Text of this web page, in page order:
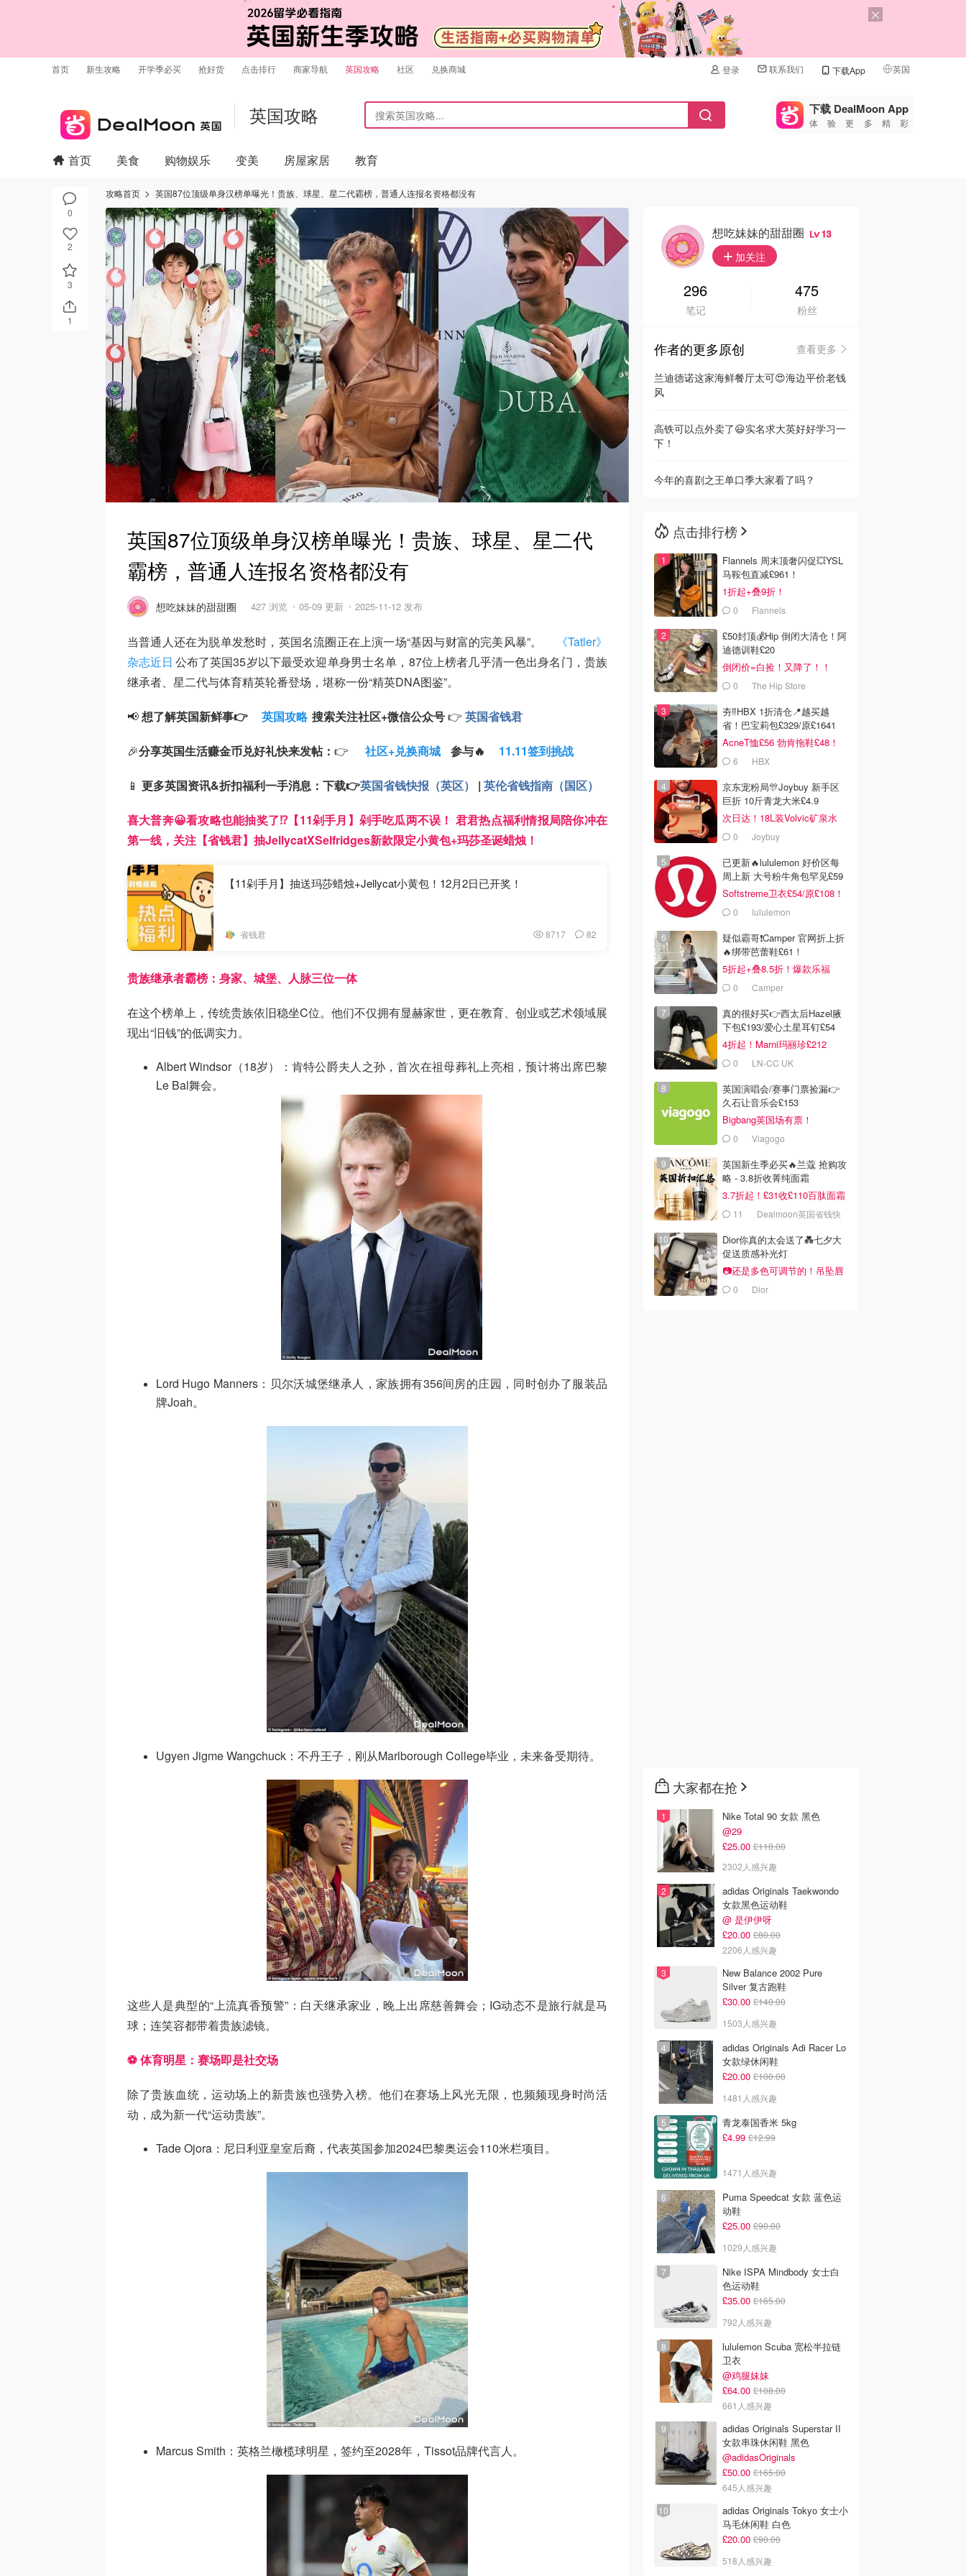
首页 新生攻略 开学季必买 抢好货 点击排行 商家导航 英国攻略 社区 兑换商城 登录 联系我们 下载App 英国
🇺🇸
🇨🇳 中国
🇩🇪
🇮🇹
🇦🇺
🇳🇿新西兰
英国攻略 下载 DealMoon App
体验更多精彩
0
2
3
1
首页 美食 购物娱乐 变美 房屋家居 教育
攻略首页 英国87位顶级单身汉榜单曝光！贵族、球星、星二代霸榜，普通人连报名资格都没有
英国87位顶级单身汉榜单曝光！贵族、球星、星二代
霸榜，普通人连报名资格都没有
想吃妹妹的甜甜圈 427 浏览 05-09 更新 2025-11-12 发布
当普通人还在为脱单发愁时，英国名流圈正在上演一场“基因与财富的完美风暴”。
《Tatler》
杂志近日 公布了英国35岁以下最受欢迎单身男士名单，87位上榜者几乎清一色出身名门，贵族
继承者、星二代与体育精英轮番登场，堪称一份“精英DNA图鉴”。
📢想了解英国新鲜事👉 英国攻略 搜索关注社区+微信公众号👉 英国省钱君
🎉分享英国生活赚金币兑好礼快来发帖： 👉 社区+兑换商城 参与🔥 11.11签到挑战
📱 更多英国资讯&折扣福利一手消息： 下载👉英国省钱快报（英区） | 英伦省钱指南（国区）
喜大普奔😀看攻略也能抽奖了⁉️【11剁手月】剁手吃瓜两不误！ 君君热点福利情报局陪你冲在
第一线，关注【省钱君】抽JellycatXSelfridges新款限定小黄包+玛莎圣诞蜡烛！
【11剁手月】抽送玛莎蜡烛+Jellycat小黄包！12月2日已开奖！
省钱君 8717 82
贵族继承者霸榜：身家、城堡、人脉三位一体
在这个榜单上，传统贵族依旧稳坐C位。他们不仅拥有显赫家世，更在教育、创业或艺术领域展
现出“旧钱”的低调实力。
Albert Windsor（18岁）：肯特公爵夫人之孙，首次在祖母葬礼上亮相，预计将出席巴黎
Le Bal舞会。
Lord Hugo Manners：贝尔沃城堡继承人，家族拥有356间房的庄园，同时创办了服装品
牌Joah。
Ugyen Jigme Wangchuck：不丹王子，刚从Marlborough College毕业，未来备受期待。
这些人是典型的“上流真香预警”：白天继承家业，晚上出席慈善舞会；IG动态不是旅行就是马
球；连笑容都带着贵族滤镜。
⚽ 体育明星：赛场即是社交场
除了贵族血统，运动场上的新贵族也强势入榜。他们在赛场上风光无限，也频频现身时尚活
动，成为新一代“运动贵族”。
Tade Ojora：尼日利亚皇室后裔，代表英国参加2024巴黎奥运会110米栏项目。
Marcus Smith：英格兰橄榄球明星，签约至2028年，Tissot品牌代言人。
想吃妹妹的甜甜圈 13
加关注
296
笔记
475
粉丝
作者的更多原创
查看更多
兰迪德诺这家海鲜餐厅太可😍海边平价老钱
风
高铁可以点外卖了😃实名求大英好好学习一
下！
今年的喜剧之王单口季大家看了吗？
点击排行榜
Flannels 周末顶奢闪促💥YSL
马鞍包直减£961！
1折起+叠9折！
0 Flannels
£50封顶💰Hip 倒闭大清仓！阿
迪德训鞋£20
倒闭价=白捡！又降了！！
0 The Hip Store
夯‼️HBX 1折清仓📍越买越
省！巴宝莉包£329/原£1641
AcneT恤£56 勃肯拖鞋£48！
6 HBX
京东宠粉局🎊Joybuy 新手区
巨折 10斤青龙大米£4.9
次日达！18L装Volvic矿泉水
£110 Joybuy
已更新🔥lululemon 好价区每
周上新 大号粉牛角包罕见£59
Softstreme卫衣£54/原£108！
0 lululemon
疑似霸哥❗️Camper 官网折上折
🔥绑带芭蕾鞋£61！
5折起+叠8.5折！爆款乐福
£68！
0 Camper
真的很好买👉西太后Hazel腋
下包£193/爱心土星耳钉£54
4折起！Marni玛丽珍£212
0 LN-CC UK
英国演唱会/赛事门票捡漏👉
久石让音乐会£153
Bigbang英国场有票！
0 Viagogo
英国新生季必买🔥兰蔻 抢购攻
略 - 3.8折收菁纯面霜
3.7折起！£31收£110百肽面霜
套装
11
Dealmoon英国省钱快
Dior你真的太会送了💑七夕大
促送质感补光灯
📷还是多色可调节的！吊坠唇
蜜£33
0 Dior
大家都在抢
Nike Total 90 女款 黑色
@29
£25.00 £110.00
2302人感兴趣
adidas Originals Taekwondo
女款黑色运动鞋
@ 是伊伊呀
£20.00 £80.00
2206人感兴趣
New Balance 2002 Pure
Silver 复古跑鞋
£30.00 £140.00
1503人感兴趣
adidas Originals Adi Racer Lo
女款绿休闲鞋
£20.00 £100.00
1481人感兴趣
青龙泰国香米 5kg
£4.99 £12.99
1471人感兴趣
Puma Speedcat 女款 蓝色运
动鞋
£25.00 £90.00
1029人感兴趣
Nike ISPA Mindbody 女士白
色运动鞋
£35.00 £165.00
792人感兴趣
lululemon Scuba 宽松半拉链
卫衣
@鸡腿妹妹
£64.00 £108.00
661人感兴趣
adidas Originals Superstar II
女款串珠休闲鞋 黑色
@adidasOriginals
£50.00 £165.00
645人感兴趣
adidas Originals Tokyo 女士小
马毛休闲鞋 白色
£20.00 £90.00
518人感兴趣